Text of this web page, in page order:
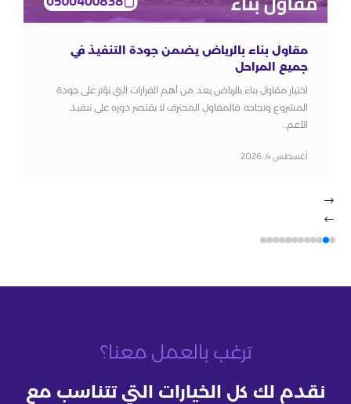
مقاول بناء بالرياض يضمن جودة التنفيذ في
جميع المراحل
اختيار مقاول بناء بالرياض يعد من أهم القرارات التي تؤثر على جودة
المشروع ونجاحه. فالمقاول المحترف لا يقتصر دوره على تنفيذ
الأعم...
أغسطس 4, 2026
ترغب بالعمل معنا؟
نقدم لك كل الخيارات التي تتناسب مع